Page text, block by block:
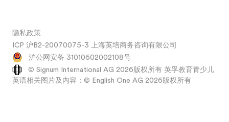
隐私政策
ICP 沪B2-20070075-3 上海英培商务咨询有限公司
沪公网安备 31010602002108号
© Signum International AG 2026版权所有 英孚教育青少儿
英语相关图片及内容：© English One AG 2026版权所有